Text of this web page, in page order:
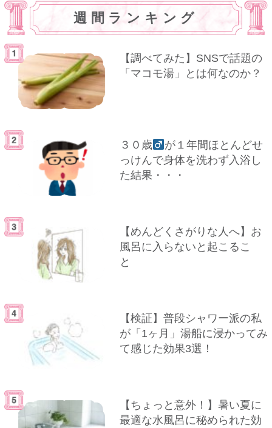
週間ランキング
【調べてみた】SNSで話題の
「マコモ湯」とは何なのか？
３０歳
が１年間ほとんどせ
っけんで身体を洗わず入浴し
た結果・・・
【めんどくさがりな人へ】お
風呂に入らないと起こるこ
と
【検証】普段シャワー派の私
が「1ヶ月」湯船に浸かってみ
て感じた効果3選！
【ちょっと意外！】暑い夏に
最適な水風呂に秘められた効